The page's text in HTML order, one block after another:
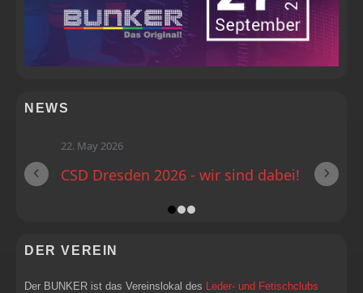
NEWS
22. May 2026
CSD Dresden 2026 - wir sind dabei!
DER VEREIN
Der BUNKER ist das Vereinslokal des Leder- und Fetischclubs